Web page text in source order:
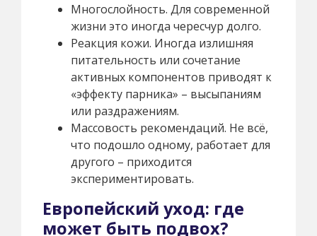
Многослойность. Для современной
жизни это иногда чересчур долго.
Реакция кожи. Иногда излишняя
питательность или сочетание
активных компонентов приводят к
«эффекту парника» – высыпаниям
или раздражениям.
Массовость рекомендаций. Не всё,
что подошло одному, работает для
другого – приходится
экспериментировать.
Европейский уход: где
может быть подвох?